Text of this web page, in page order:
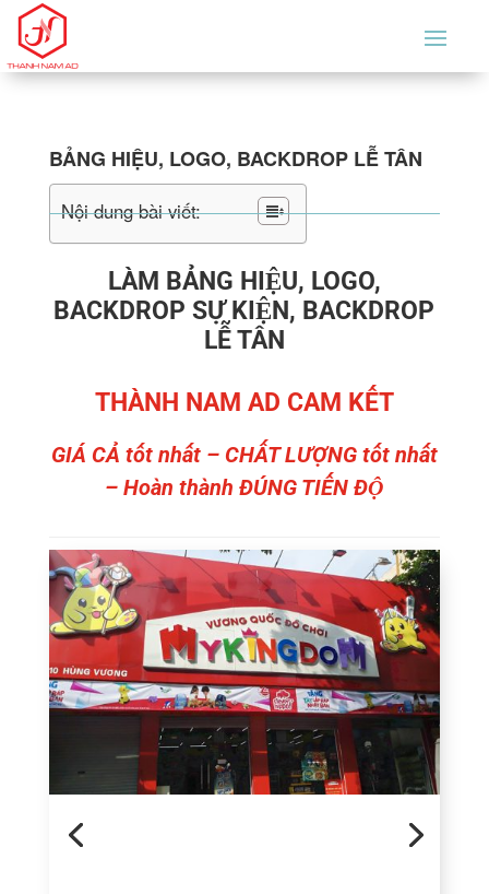
BẢNG HIỆU, LOGO, BACKDROP LỄ TÂN
Nội dung bài viết:
LÀM BẢNG HIỆU, LOGO,
BACKDROP SỰ KIỆN, BACKDROP
LỄ TÂN
THÀNH NAM AD CAM KẾT
GIÁ CẢ tốt nhất – CHẤT LƯỢNG tốt nhất
– Hoàn thành ĐÚNG TIẾN ĐỘ